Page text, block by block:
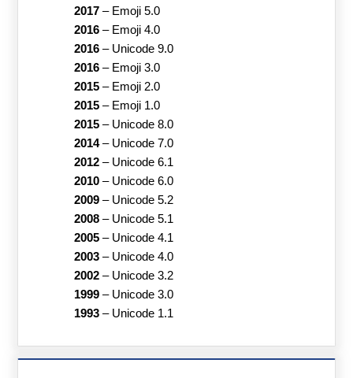
2017– Emoji 5.0
2016– Emoji 4.0
2016– Unicode 9.0
2016– Emoji 3.0
2015– Emoji 2.0
2015– Emoji 1.0
2015– Unicode 8.0
2014– Unicode 7.0
2012– Unicode 6.1
2010– Unicode 6.0
2009– Unicode 5.2
2008– Unicode 5.1
2005– Unicode 4.1
2003– Unicode 4.0
2002– Unicode 3.2
1999– Unicode 3.0
1993– Unicode 1.1